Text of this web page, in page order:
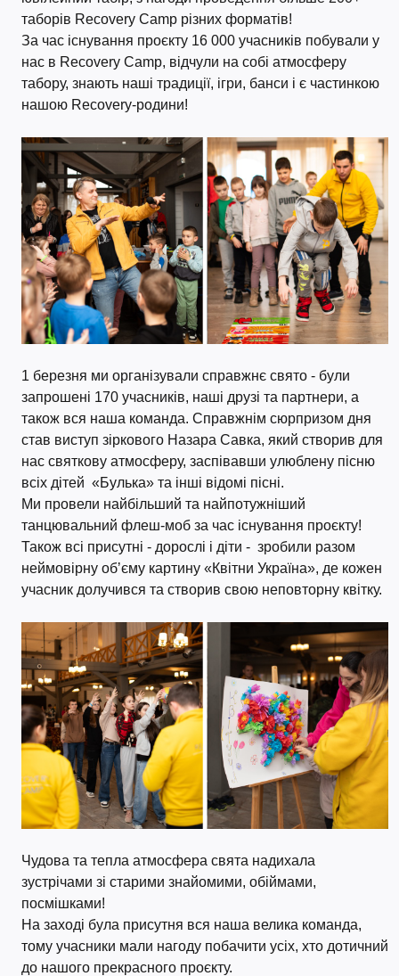
таборів Recovery Camp різних форматів!
За час існування проєкту 16 000 учасників побували у
нас в Recovery Camp, відчули на собі атмосферу
табору, знають наші традиції, ігри, банси і є частинкою
нашою Recovery-родини!
1 березня ми організували справжнє свято - були
запрошені 170 учасників, наші друзі та партнери, а
також вся наша команда. Справжнім сюрпризом дня
став виступ зіркового Назара Савка, який створив для
нас святкову атмосферу, заспівавши улюблену пісню
всіх дітей «Булька» та інші відомі пісні.
Ми провели найбільший та найпотужніший
танцювальний флеш-моб за час існування проєкту!
Також всі присутні - дорослі і діти - зробили разом
неймовірну обʼєму картину «Квітни Україна», де кожен
учасник долучився та створив свою неповторну квітку.
Чудова та тепла атмосфера свята надихала
зустрічами зі старими знайомими, обіймами,
посмішками!
На заході була присутня вся наша велика команда,
тому учасники мали нагоду побачити усіх, хто дотичний
до нашого прекрасного проєкту.